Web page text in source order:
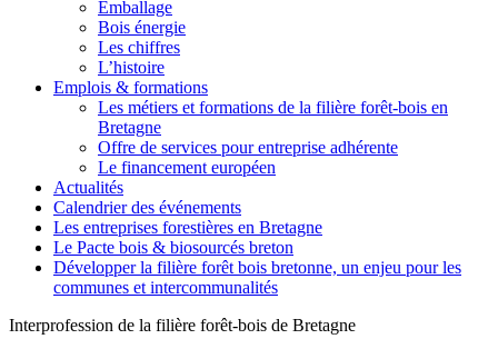
Emballage
Bois énergie
Les chiffres
L’histoire
Emplois & formations
Les métiers et formations de la filière forêt-bois en
Bretagne
Offre de services pour entreprise adhérente
Le financement européen
Actualités
Calendrier des événements
Les entreprises forestières en Bretagne
Le Pacte bois & biosourcés breton
Développer la filière forêt bois bretonne, un enjeu pour les
communes et intercommunalités
Interprofession de la filière forêt-bois de Bretagne